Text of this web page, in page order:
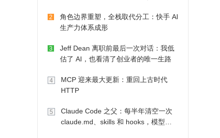
2
角色边界重塑，全栈取代分工：快手 AI
生产力体系成形
3
Jeff Dean 离职前最后一次对话：我低
估了 AI，也看清了创业者的唯一生路
4
MCP 迎来最大更新：重回上古时代
HTTP
5
Claude Code 之父：每半年清空一次
claude.md、skills 和 hooks，模型自